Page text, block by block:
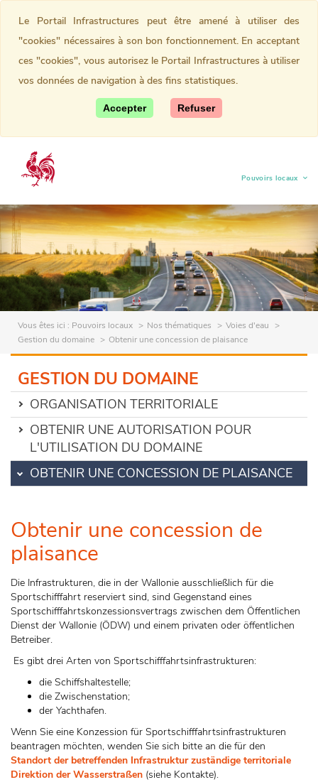
Pouvoirs locaux
(current)
Vous êtes ici : Pouvoirs locaux Nos thématiques
Voies d'eau
Gestion du domaine
Obtenir une concession de plaisance
GESTION DU DOMAINE
ORGANISATION TERRITORIALE
OBTENIR UNE AUTORISATION POUR
L'UTILISATION DU DOMAINE
OBTENIR UNE CONCESSION DE PLAISANCE
Obtenir une concession de
plaisance
Die Infrastrukturen, die in der Wallonie ausschließlich für die
Sportschifffahrt reserviert sind, sind Gegenstand eines
Sportschifffahrtskonzessionsvertrags zwischen dem Öffentlichen
Dienst der Wallonie (ÖDW) und einem privaten oder öffentlichen
Betreiber.
Es gibt drei Arten von Sportschifffahrtsinfrastrukturen:
die Schiffshaltestelle;
die Zwischenstation;
der Yachthafen.
Wenn Sie eine Konzession für Sportschifffahrtsinfrastrukturen
beantragen möchten, wenden Sie sich bitte an die für den
Standort der betreffenden Infrastruktur zuständige territoriale
Direktion der Wasserstraßen (siehe Kontakte).
Le Portail Infrastructures peut être amené à utiliser des
"cookies" nécessaires à son bon fonctionnement. En acceptant
ces "cookies", vous autorisez le Portail Infrastructures à utiliser
vos données de navigation à des fins statistiques.
Accepter Refuser